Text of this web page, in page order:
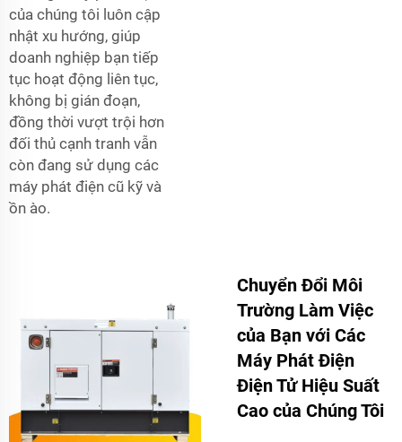
của chúng tôi luôn cập
nhật xu hướng, giúp
doanh nghiệp bạn tiếp
tục hoạt động liên tục,
không bị gián đoạn,
đồng thời vượt trội hơn
đối thủ cạnh tranh vẫn
còn đang sử dụng các
máy phát điện cũ kỹ và
ồn ào.
Chuyển Đổi Môi
Trường Làm Việc
của Bạn với Các
Máy Phát Điện
Điện Tử Hiệu Suất
Cao của Chúng Tôi